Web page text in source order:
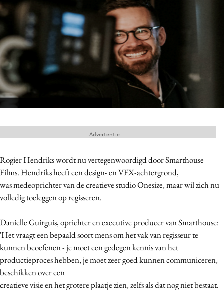
Menu
Home
9 sept: GenAI-training
12 nov: MarketingLive!
Adverteren
Events
Opleidingen
Vacatures
Academy
Partners
Topics
Artificial Intelligence
Bureaus
Campagnes
Carriere
Contentmarketing
Rogier Hendriks wordt nu vertegenwoordigd door Smarthouse
Films. Hendriks heeft een design- en VFX-achtergrond,
was medeoprichter van de creatieve studio Onesize, maar wil zich nu
volledig toeleggen op regisseren.
Danielle Guirguis, oprichter en executive producer van Smarthouse:
'Het vraagt een bepaald soort mens om het vak van regisseur te
kunnen beoefenen - je moet een gedegen kennis van het
productieproces hebben, je moet zeer goed kunnen communiceren,
beschikken over een
creatieve visie en het grotere plaatje zien, zelfs als dat nog niet bestaat.
Advertentie